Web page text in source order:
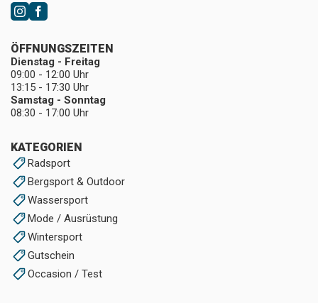
KATEGORIEN
Radsport
Bergsport & Outdoor
Wassersport
Mode / Ausrüstung
Wintersport
Gutschein
Occasion / Test
ÖFFNUNGSZEITEN
Dienstag - Freitag
09:00 - 12:00 Uhr
13:15 - 17:30 Uhr
Samstag - Sonntag
08:30 - 17:00 Uhr